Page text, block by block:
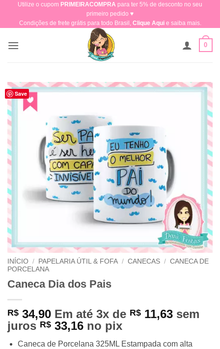
content
Utilize o cupom PRIMEIRACOMPRA para ter 5% de desconto no seu
primeiro pedido ♥​
Condições de frete grátis para todo Brasil, Clique Aquie saiba mais.
0
Save
INÍCIO / PAPELARIA ÚTIL & FOFA / CANECAS / CANECA DE
PORCELANA
Caneca Dia dos Pais
R$ 34,90 Em até 3x de R$ 11,63 sem
juros R$ 33,16 no pix
Caneca de Porcelana 325ML Estampada com alta